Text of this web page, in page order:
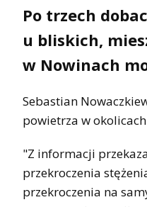
Po trzech
u bliskich,
w Nowinach
Sebastian
powietrza w
"Z informacji
przekroczenia
przekroczenia na